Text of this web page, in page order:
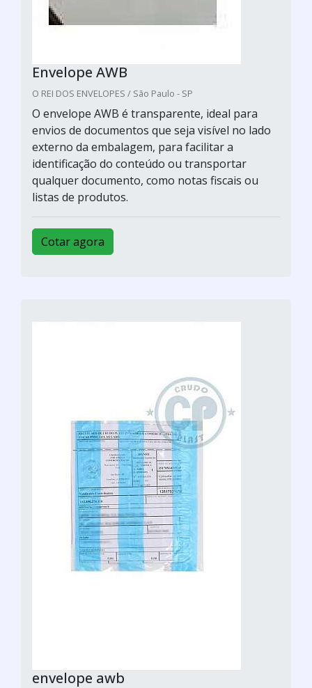
Envelope AWB
O REI DOS ENVELOPES / São Paulo - SP
O envelope AWB é transparente, ideal para
envios de documentos que seja visível no lado
externo da embalagem, para facilitar a
identificação do conteúdo ou transportar
qualquer documento, como notas fiscais ou
listas de produtos.
Cotar agora
envelope awb